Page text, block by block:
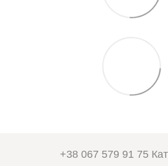
+38 067 579 91 75